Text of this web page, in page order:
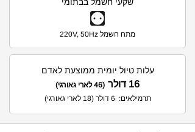
מתח חשמל 220V, 50Hz
עלות טיול יומית ממוצעת לאדם
16 דולר
(46 לארי גאורגי)
תרמילאים: 6 דולר (18 לארי גאורגי)